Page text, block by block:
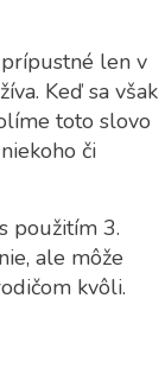
len v
Keď sa však
toto slovo
či
použitím 3.
ale môže
kvôli.